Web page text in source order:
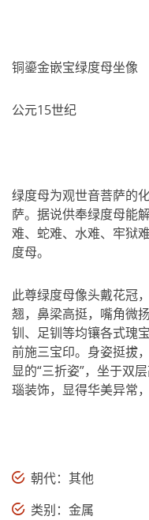
铜鎏金嵌宝绿度母坐像
公元15世纪
绿度母为观世音菩萨的
萨。据说供奉绿度母能
难、蛇难、水难、牢狱
度母。
此尊绿度母像头戴花冠
翘，鼻梁高挺，嘴角微
钏、足钏等均镶各式瑰
前施三宝印。身姿挺拔
显的“三折姿”，坐于双
瑙装饰，显得华美异常
朝代：其他
类别：金属